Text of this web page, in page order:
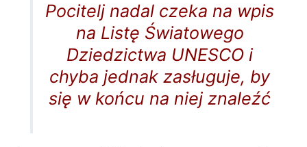
Pocitelj nadal czeka na wpis
na Listę Światowego
Dziedzictwa UNESCO i
chyba jednak zasługuje, by
się w końcu na niej znaleźć